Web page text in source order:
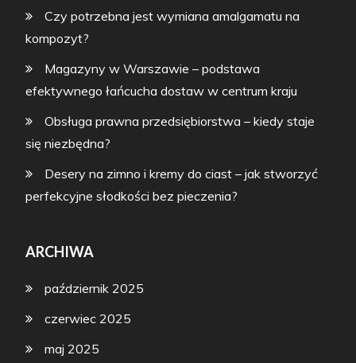
Czy potrzebna jest wymiana amalgamatu na
kompozyt?
Magazyny w Warszawie – podstawa
efektywnego łańcucha dostaw w centrum kraju
Obsługa prawna przedsiębiorstwa – kiedy staje
się niezbędna?
Desery na zimno i kremy do ciast – jak stworzyć
perfekcyjne słodkości bez pieczenia?
ARCHIWA
październik 2025
czerwiec 2025
maj 2025